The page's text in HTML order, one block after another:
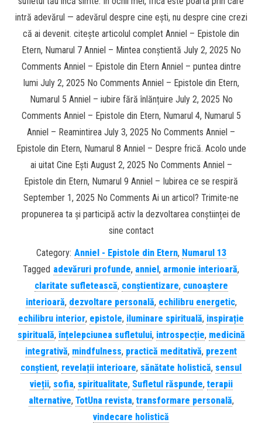
intră adevărul — adevărul despre cine ești, nu despre cine crezi
că ai devenit. citește articolul complet Anniel – Epistole din
Etern, Numarul 7 Anniel – Mintea conștientă July 2, 2025 No
Comments Anniel – Epistole din Etern Anniel – puntea dintre
lumi July 2, 2025 No Comments Anniel – Epistole din Etern,
Numarul 5 Anniel – iubire fără înlănțuire July 2, 2025 No
Comments Anniel – Epistole din Etern, Numarul 4, Numarul 5
Anniel – Reamintirea July 3, 2025 No Comments Anniel –
Epistole din Etern, Numarul 8 Anniel – Despre frică. Acolo unde
ai uitat Cine Ești August 2, 2025 No Comments Anniel –
Epistole din Etern, Numarul 9 Anniel – Iubirea ce se respiră
September 1, 2025 No Comments Ai un articol? Trimite-ne
propunerea ta și participă activ la dezvoltarea conștiinței de
sine contact
Category: Anniel - Epistole din Etern, Numarul 13
Tagged adevăruri profunde, anniel, armonie interioară,
claritate sufletească, conștientizare, cunoaștere
interioară, dezvoltare personală, echilibru energetic,
echilibru interior, epistole, iluminare spirituală, inspirație
spirituală,înțelepciunea sufletului, introspecție, medicină
integrativă, mindfulness, practică meditativă, prezent
conștient, revelații interioare, sănătate holistică, sensul
vieții, sofia, spiritualitate, Sufletul răspunde, terapii
alternative, TotUna revista, transformare personală,
vindecare holistică